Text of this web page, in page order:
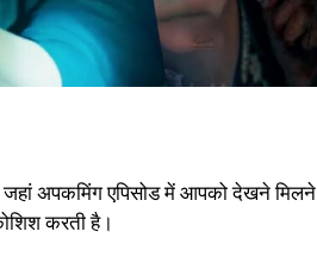
जहां अपकमिंग एपिसोड में आपको देखने मिलने
करती है।